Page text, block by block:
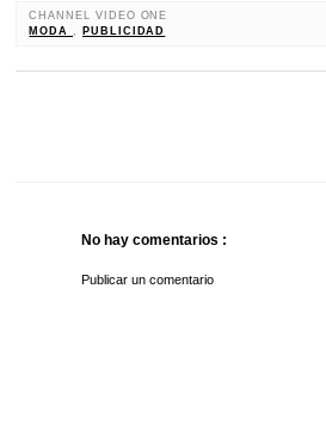
CHANNEL VIDEO ONE
MODA
PUBLICIDAD
No hay comentarios :
Publicar un comentario